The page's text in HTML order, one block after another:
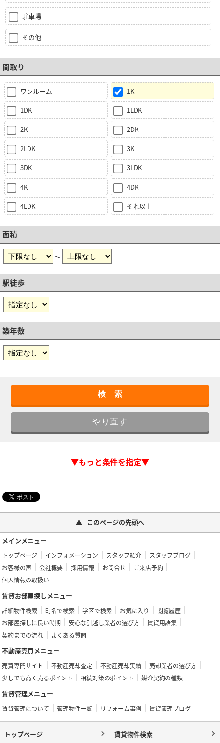
駐車場
その他
間取り
ワンルーム 1K
1DK 1LDK
2K 2DK
2LDK 3K
3DK 3LDK
4K 4DK
4LDK それ以上
面積
～
駅徒歩
築年数
▼もっと条件を指定▼
このページの先頭へ
メインメニュー
トップページ インフォメーション スタッフ紹介
スタッフブログ
お客様の声
会社概要 採用情報 お問合せ
ご来店予約
個人情報の取扱い
賃貸お部屋探しメニュー
詳細物件検索 町名で検索 学区で検索 お気に入り
閲覧履歴
お部屋探しに良い時期
安心な引越し業者の選び方
賃貸用語集
契約までの流れ
よくある質問
不動産売買メニュー
売買専門サイト 不動産売却査定 不動産売却実績
売却業者の選び方
少しでも高く売るポイント
相続対策のポイント 媒介契約の種類
賃貸管理メニュー
賃貸管理について 管理物件一覧 リフォーム事例 賃貸管理ブログ
トップページ 賃貸物件検索